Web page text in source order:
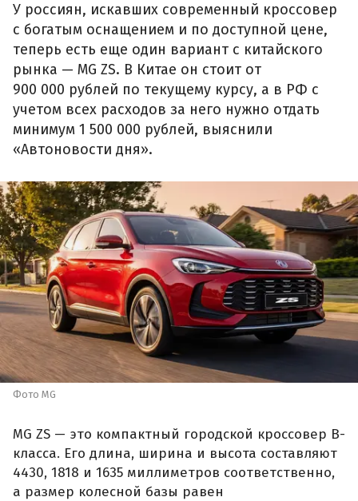
У россиян, искавших современный кроссовер
с богатым оснащением и по доступной цене,
теперь есть еще один вариант с китайского
рынка — MG ZS. В Китае он стоит от
900 000 рублей по текущему курсу, а в РФ с
учетом всех расходов за него нужно отдать
минимум 1 500 000 рублей, выяснили
«Автоновости дня».
Фото MG
MG ZS — это компактный городской кроссовер B-
класса. Его длина, ширина и высота составляют
4430, 1818 и 1635 миллиметров соответственно,
а размер колесной базы равен